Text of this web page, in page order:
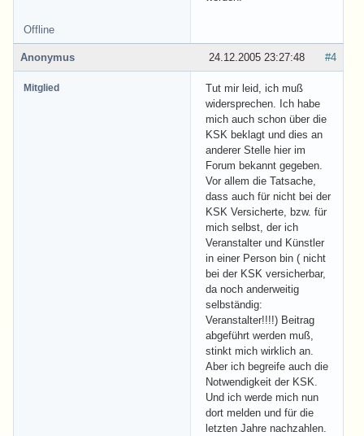
Offline
#4
24.12.2005 23:27:48
Anonymus
Mitglied
Tut mir leid, ich muß
widersprechen. Ich habe
mich auch schon über die
KSK beklagt und dies an
anderer Stelle hier im
Forum bekannt gegeben.
Vor allem die Tatsache,
dass auch für nicht bei der
KSK Versicherte, bzw. für
mich selbst, der ich
Veranstalter und Künstler
in einer Person bin ( nicht
bei der KSK versicherbar,
da noch anderweitig
selbständig:
Veranstalter!!!!) Beitrag
abgeführt werden muß,
stinkt mich wirklich an.
Aber ich begreife auch die
Notwendigkeit der KSK.
Und ich werde mich nun
dort melden und für die
letzten Jahre nachzahlen.